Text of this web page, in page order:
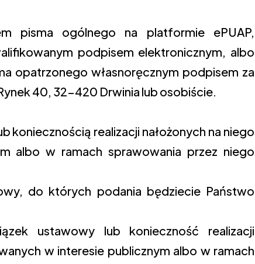
pisma ogólnego na platformie ePUAP,
podpisem elektronicznym, albo
opatrzonego własnoręcznym podpisem za
40, 32-420 Drwinia lub osobiście.
realizacji nałożonych na niego
albo w ramach sprawowania przez niego
do których podania będziecie Państwo
ustawowy lub konieczność realizacji
w interesie publicznym albo w ramach